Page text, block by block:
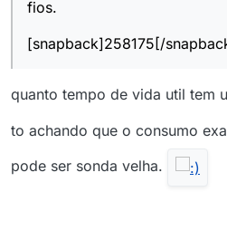
fios.
[snapback]258175[/
quanto tempo de vida util tem
to achando que o consumo
pode ser sonda velha.